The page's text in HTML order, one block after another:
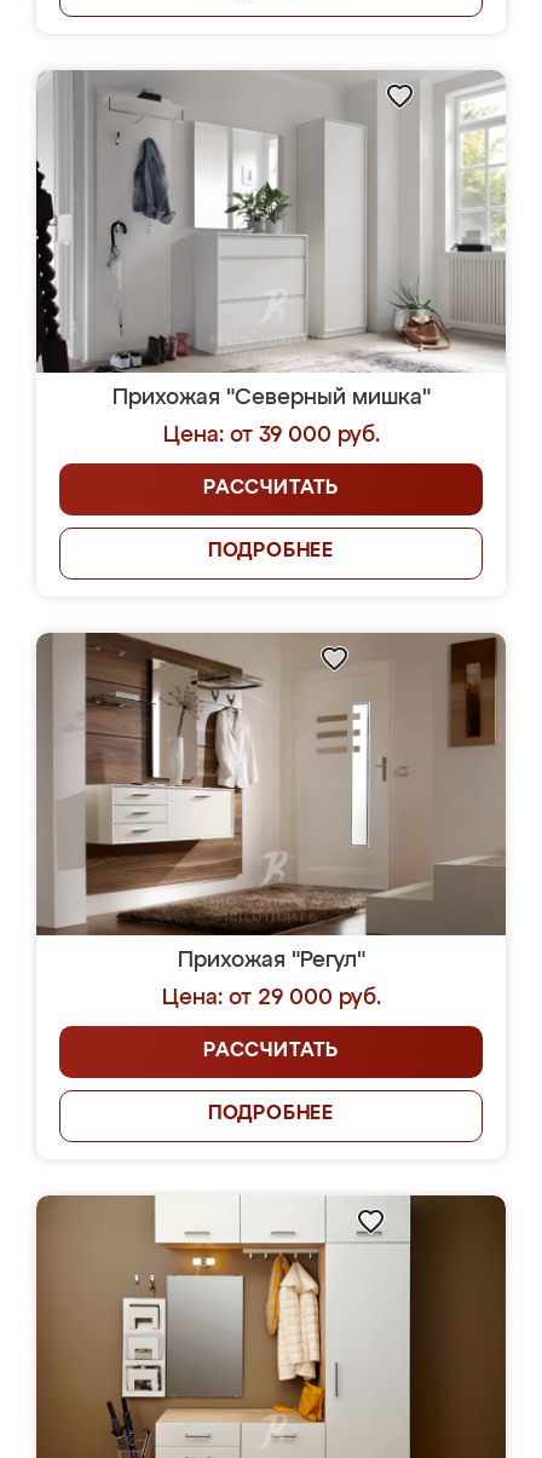
Прихожая "Северный мишка"
Цена: от 39 000 руб.
РАССЧИТАТЬ
ПОДРОБНЕЕ
Прихожая "Регул"
Цена: от 29 000 руб.
РАССЧИТАТЬ
ПОДРОБНЕЕ